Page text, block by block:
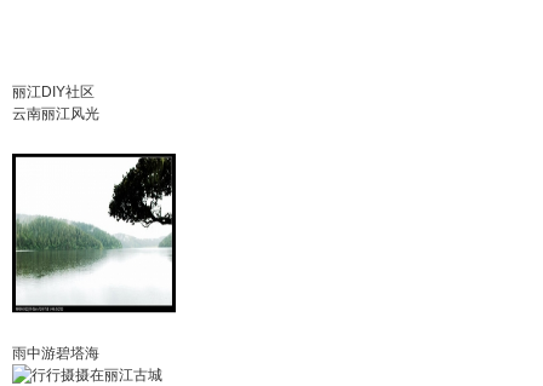
丽江DIY社区
云南丽江风光
雨中游碧塔海